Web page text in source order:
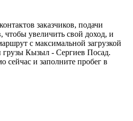
заказчиков, подачи
чтобы увеличить свой доход, и
с максимальной загрузкой
грузы Кызыл - Сергиев Посад.
сейчас и заполните пробег в